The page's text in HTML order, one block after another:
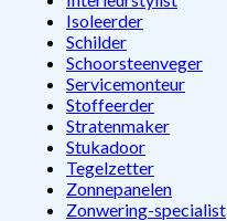
Isoleerder
Schilder
Schoorsteenveger
Servicemonteur
Stoffeerder
Stratenmaker
Stukadoor
Tegelzetter
Zonnepanelen
Zonwering-specialist